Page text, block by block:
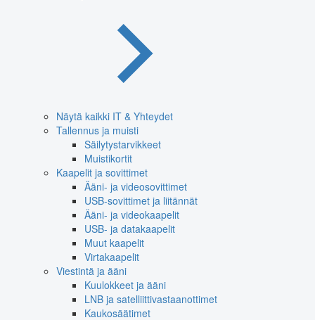
Näytä kaikki IT & Yhteydet
Tallennus ja muisti
Säilytystarvikkeet
Muistikortit
Kaapelit ja sovittimet
Ääni- ja videosovittimet
USB-sovittimet ja liitännät
Ääni- ja videokaapelit
USB- ja datakaapelit
Muut kaapelit
Virtakaapelit
Viestintä ja ääni
Kuulokkeet ja ääni
LNB ja satelliittivastaanottimet
Kaukosäätimet